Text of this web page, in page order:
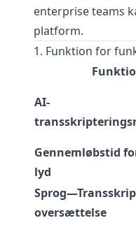
enterprise teams
platform.
1. Funktion for
AI-
Gennemløbstid
lyd
oversættelse